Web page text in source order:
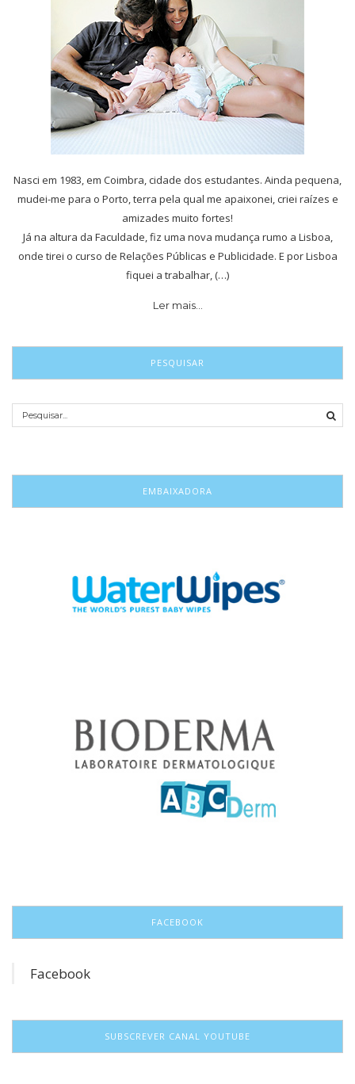
Nasci em 1983, em Coimbra, cidade dos estudantes. Ainda pequena,
mudei-me para o Porto, terra pela qual me apaixonei, criei raízes e
amizades muito fortes!
Já na altura da Faculdade, fiz uma nova mudança rumo a Lisboa,
onde tirei o curso de Relações Públicas e Publicidade. E por Lisboa
fiquei a trabalhar, (…)
Ler mais…
PESQUISAR
EMBAIXADORA
FACEBOOK
Facebook
SUBSCREVER CANAL YOUTUBE